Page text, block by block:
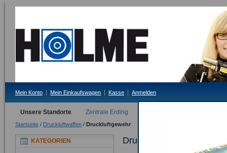
Mein Konto Mein Einkaufswagen Kasse Anmelden
Unsere Standorte Zentrale Erding
Startseite / Druckluftwaffen / Druckluftgewehr
Druckluftgewehr
KATEGORIEN